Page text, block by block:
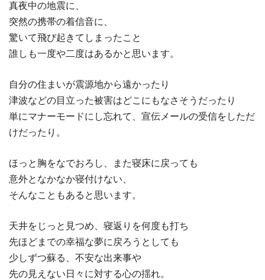
真夜中の地震に、
突然の携帯の着信音に、
驚いて飛び起きてしまったこと
誰しも一度や二度はあるかと思います。
自分の住まいが震源地から遠かったり
津波などの目立った被害はどこにもなさそうだったり
単にマナーモードにし忘れて、宣伝メールの受信をしただ
けだったり。
ほっと胸をなでおろし、また寝床に戻っても
意外となかなか寝付けない、
そんなこともあると思います。
天井をじっと見つめ、寝返りを何度も打ち
先ほどまでの幸福な夢に戻ろうとしても
少しずつ蘇る、不安な出来事や
先の見えない日々に対する心の揺れ。